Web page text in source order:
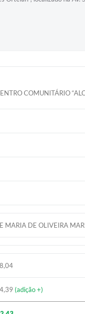
COMUNITÁRIO
MARIA DE OLIVEIRA
(adição +)